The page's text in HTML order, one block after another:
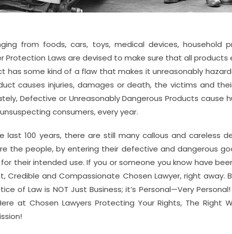
from foods, cars, toys, medical devices, household
Laws are devised to make sure that all products
some kind of a flaw that makes it unreasonably
causes injuries, damages or death, the victims and
Defective or Unreasonably Dangerous Products cause
consumers, every year.
100 years, there are still many callous and careless
the people, by entering their defective and dangerous
intended use. If you or someone you know have
and Compassionate Chosen Lawyer, right away.
of Law is NOT Just Business; it’s Personal—Very
at Chosen Lawyers Protecting Your Rights, The Right